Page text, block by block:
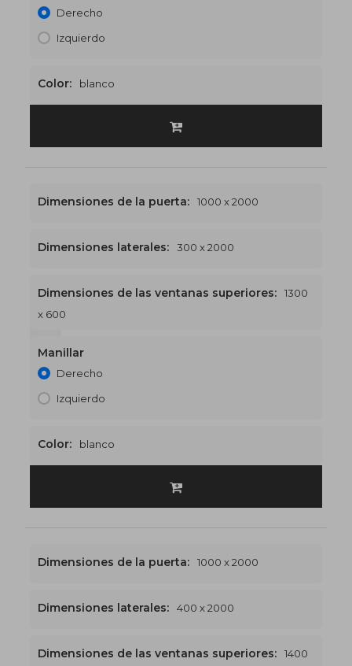
Derecho
Izquierdo
Color: blanco
Dimensiones de la puerta: 1000 x 2000
Dimensiones laterales: 300 x 2000
Dimensiones de las ventanas superiores:
1300
x 600
Manillar
Derecho
Izquierdo
Color: blanco
Dimensiones de la puerta: 1000 x 2000
Dimensiones laterales: 400 x 2000
Dimensiones de las ventanas superiores:
1400